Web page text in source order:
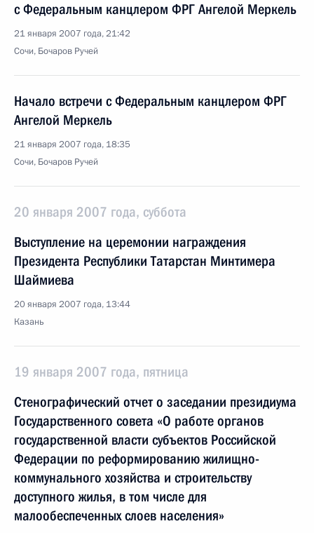
с Федеральным канцлером ФРГ Ангелой Меркель
21 января 2007 года, 21:42
Сочи, Бочаров Ручей
Начало встречи с Федеральным канцлером ФРГ
Ангелой Меркель
21 января 2007 года, 18:35
Сочи, Бочаров Ручей
20 января 2007 года, суббота
Выступление на церемонии награждения
Президента Республики Татарстан Минтимера
Шаймиева
20 января 2007 года, 13:44
Казань
19 января 2007 года, пятница
Стенографический отчет о заседании президиума
Государственного совета «О работе органов
государственной власти субъектов Российской
Федерации по реформированию жилищно-
коммунального хозяйства и строительству
доступного жилья, в том числе для
малообеспеченных слоев населения»